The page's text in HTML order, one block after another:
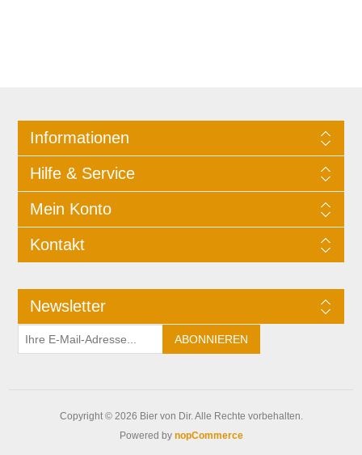
Informationen
Hilfe & Service
Mein Konto
Kontakt
Newsletter
Copyright © 2026 Bier von Dir. Alle Rechte vorbehalten.
Powered by nopCommerce